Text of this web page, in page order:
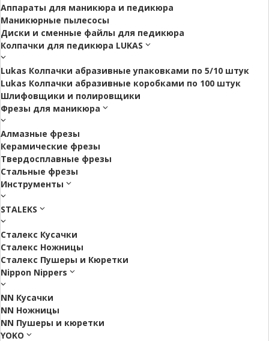
Аппараты для маникюра и педикюра
Маникюрные пылесосы
Диски и сменные файлы для педикюра
Колпачки для педикюра LUKAS
Lukas Колпачки абразивные упаковками по 5/10 штук
Lukas Колпачки абразивные коробками по 100 штук
Шлифовщики и полировщики
Фрезы для маникюра
Алмазные фрезы
Керамические фрезы
Твердосплавные фрезы
Стальные фрезы
Инструменты
STALEKS
Сталекс Кусачки
Сталекс Ножницы
Сталекс Пушеры и Кюретки
Nippon Nippers
NN Кусачки
NN Ножницы
NN Пушеры и кюретки
YOKO